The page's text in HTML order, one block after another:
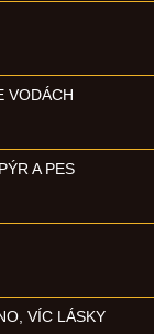
VODÁCH
A PES
VÍC LÁSKY